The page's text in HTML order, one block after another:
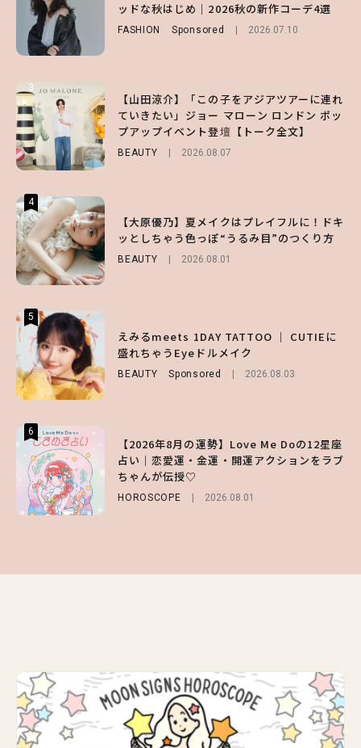
ッドな秋はじめ｜2026秋の新作コーデ4選
FASHION Sponsored 2026.07.10
3
【山田涼介】「この子をアジアツアーに連れ
ていきたい」ジョー マローン ロンドン ポッ
プアップイベント登壇【トーク全文】
BEAUTY 2026.08.07
4
【大原優乃】夏メイクはプレイフルに！ドキ
ッとしちゃう色っぽ“うるみ目”のつくり方
BEAUTY 2026.08.01
5
えみるmeets 1DAY TATTOO ｜ CUTIEに
盛れちゃうEyeドルメイク
BEAUTY Sponsored 2026.08.03
6
【2026年8月の運勢】Love Me Doの12星座
占い｜恋愛運・金運・開運アクションをラブ
ちゃんが伝授♡
HOROSCOPE 2026.08.01
ッとしちゃう色っぽ“うるみ目”のつくり方
BEAUTY 2026.08.01
3
【森香澄】理想のスタイルはどう作る？体型
キープの秘訣や夏の過ごし方など独占インタ
ビュー！
ENTERTAINMENT 2026.07.31
4
【スタバ】約160通りのカスタマイズができ
る⁉ 39店舗限定『My フルーツ³ フラペチー
ノ®』を徹底レポ♡
5
【SNIDEL】長濱ねるとロマンティックトラ
ッドな秋はじめ｜2026秋の新作コーデ4選
FASHION Sponsored 2026.07.10
6
【ALD1】グループの魅力＆素顔に迫る♡ 一
問一答をお届け！【sweet web独占】
い味方！【オトナミューズ9月号増刊】
3
【谷まりあ】夏は“シアースカート”でさり
げなく肌見せ！透け感のニュアンスを楽しめ
るマストハブアイテム4選
FASHION 2026.07.19
4
【ハローキティ】がスシローと初コラボ♡
第1弾の気になるメニュー＆限定グッズを総
チェック！
5
【夏ヘアのくずれ・うねりに】ヘアメイク夢
月直伝♡ ドライシャンプー「バティスト」
を使ったプロ級スタイリング3選
Sponsored
6
【GU】夏の“主役級”アイテム決定！ヘルシ
ー＆可愛すぎる「大人の肌見せ」トップス3
選
FASHION 2026.07.19